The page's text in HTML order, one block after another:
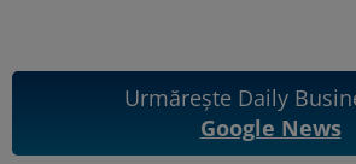
Urmărește Daily
Google News